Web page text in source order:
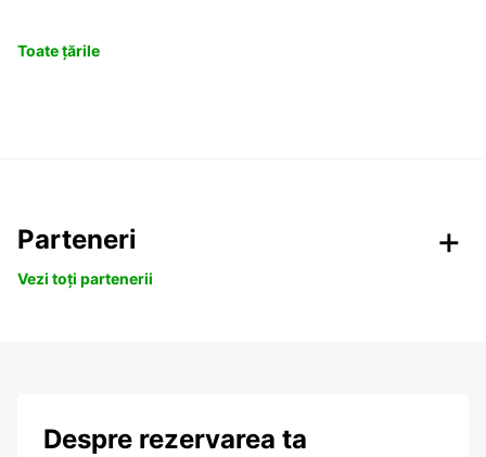
Toate țările
Parteneri
Vezi toți partenerii
Despre rezervarea ta